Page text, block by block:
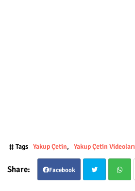
Tags Yakup Çetin Yakup Çetin Videoları
Facebook